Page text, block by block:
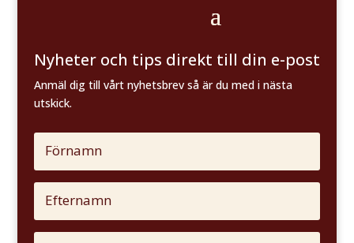
Nyheter och tips direkt till din e-post
Anmäl dig till vårt nyhetsbrev så är du med i nästa
utskick.